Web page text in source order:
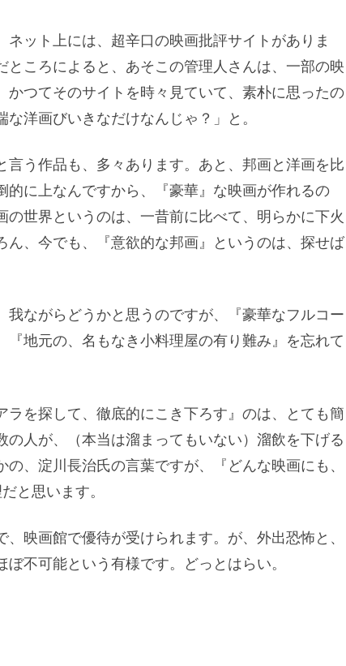
ット上には、超辛口の映画批評サイトがありま
ころによると、あそこの管理人さんは、一部の映
つてそのサイトを時々見ていて、素朴に思ったの
洋画びいきなだけなんじゃ？」と。
う作品も、多々あります。あと、邦画と洋画を比
に上なんですから、『豪華』な映画が作れるの
世界というのは、一昔前に比べて、明らかに下火
、今でも、『意欲的な邦画』というのは、探せば
ながらどうかと思うのですが、『豪華なフルコー
地元の、名もなき小料理屋の有り難み』を忘れて
を探して、徹底的にこき下ろす』のは、とても簡
人が、（本当は溜まってもいない）溜飲を下げる
、淀川長治氏の言葉ですが、『どんな映画にも、
と思います。
映画館で優待が受けられます。が、外出恐怖と、
不可能という有様です。どっとはらい。